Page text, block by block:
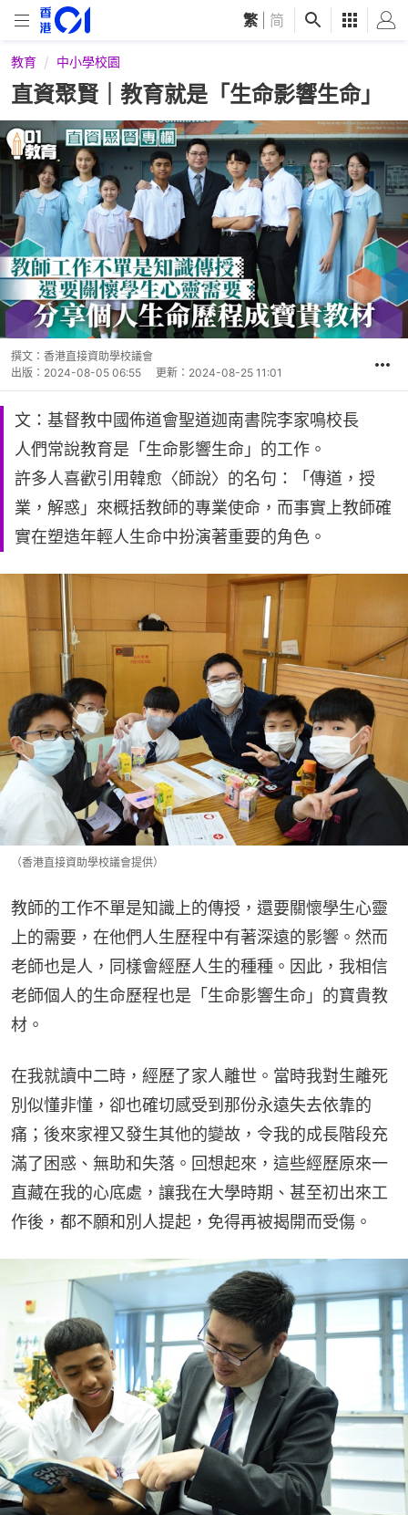
繁 简
教育 中小學校園
直資聚賢｜教育就是「生命影響生命」
撰文： 香港直接資助學校議會
出版： 2024-08-05 06:55 更新： 2024-08-25 11:01
文：基督教中國佈道會聖道迦南書院李家鳴校長
人們常說教育是「生命影響生命」的工作。
許多人喜歡引用韓愈〈師說〉的名句：「傳道，授
業，解惑」來概括教師的專業使命，而事實上教師確
實在塑造年輕人生命中扮演著重要的角色。
（香港直接資助學校議會提供）
教師的工作不單是知識上的傳授，還要關懷學生心靈
上的需要，在他們人生歷程中有著深遠的影響。然而
老師也是人，同樣會經歷人生的種種。因此，我相信
老師個人的生命歷程也是「生命影響生命」的寶貴教
材。
在我就讀中二時，經歷了家人離世。當時我對生離死
別似懂非懂，卻也確切感受到那份永遠失去依靠的
痛；後來家裡又發生其他的變故，令我的成長階段充
滿了困惑、無助和失落。回想起來，這些經歷原來一
直藏在我的心底處，讓我在大學時期、甚至初出來工
作後，都不願和別人提起，免得再被揭開而受傷。